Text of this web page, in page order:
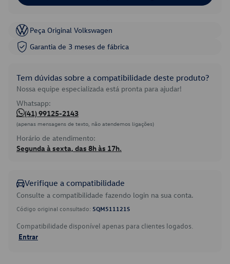
Peça Original Volkswagen
Garantia de 3 meses de fábrica
Tem dúvidas sobre a compatibilidade deste produto?
Nossa equipe especializada está pronta para ajudar!
Whatsapp:
(41) 99125-2143
(apenas mensagens de texto, não atendemos ligações)
Horário de atendimento:
Segunda à sexta, das 8h às 17h.
Verifique a compatibilidade
Consulte a compatibilidade fazendo login na sua conta.
Código original consultado: 5QM511121S
Compatibilidade disponível apenas para clientes logados.
Entrar